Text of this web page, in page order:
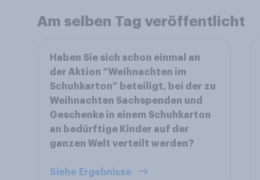
Am selben Tag veröffentlicht
Haben Sie sich schon einmal an
der Aktion “Weihnachten im
Schuhkarton” beteiligt, bei der zu
Weihnachten Sachspenden und
Geschenke in einem Schuhkarton
an bedürftige Kinder auf der
ganzen Welt verteilt werden?
Siehe Ergebnisse